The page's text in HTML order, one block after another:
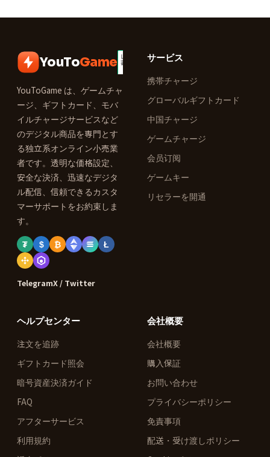
YouToGame
YouToGame は、ゲームチャ
ージ、ギフトカード、モバ
イルチャージサービスなど
のデジタル商品を専門とす
る独立系オンライン小売業
者です。透明な価格設定、
安全な決済、迅速なデジタ
ル配信、信頼できるカスタ
マーサポートをお約束しま
す。
₮ $ ₿ Ł
TelegramX / Twitter
サービス
携帯チャージ
グローバルギフトカード
中国チャージ
ゲームチャージ
会员订阅
ゲームキー
リセラーを開通
ヘルプセンター
注文を追跡
ギフトカード照会
暗号資産決済ガイド
FAQ
アフターサービス
利用規約
会社概要
会社概要
購入保証
お問い合わせ
プライバシーポリシー
免責事項
配送・受け渡しポリシー